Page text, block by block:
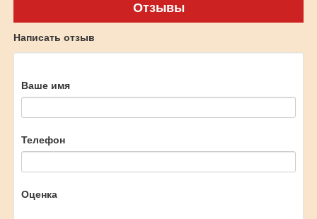
Отзывы
Написать отзыв
Ваше имя
Телефон
Оценка